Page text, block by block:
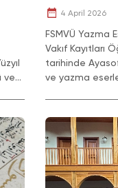
ve
4 April 2026
FSMVÜ Yazma
Vakıf Kayıtları
tarihinde
ve yazma